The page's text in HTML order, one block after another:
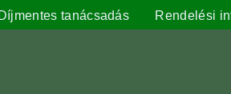
tanácsadás Rendelési